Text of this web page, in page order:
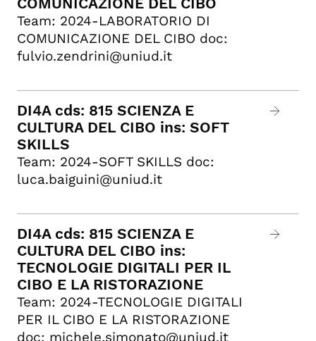
Team: 2024-LABORATORIO DI
COMUNICAZIONE DEL CIBO doc:
fulvio.zendrini@uniud.it
DI4A cds: 815 SCIENZA E
CULTURA DEL CIBO ins: SOFT
SKILLS
Team: 2024-SOFT SKILLS doc:
luca.baiguini@uniud.it
DI4A cds: 815 SCIENZA E
CULTURA DEL CIBO ins:
TECNOLOGIE DIGITALI PER IL
CIBO E LA RISTORAZIONE
Team: 2024-TECNOLOGIE DIGITALI
PER IL CIBO E LA RISTORAZIONE
doc: michele.simonato@uniud.it